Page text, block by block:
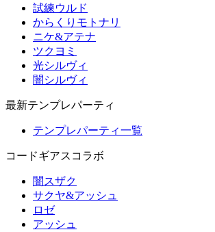
試練ウルド
からくりモトナリ
ニケ&アテナ
ツクヨミ
光シルヴィ
闇シルヴィ
最新テンプレパーティ
テンプレパーティ一覧
コードギアスコラボ
闇スザク
サクヤ&アッシュ
ロゼ
アッシュ